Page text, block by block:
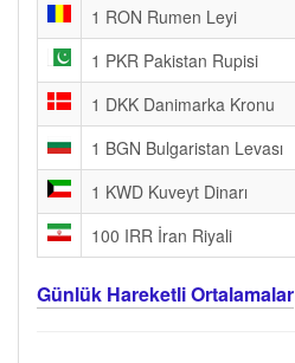
1 RON Rumen Leyi
1 PKR Pakistan Rupisi
1 DKK Danimarka Kronu
1 BGN Bulgaristan Levası
1 KWD Kuveyt Dinarı
100 IRR İran Riyali
Günlük Hareketli Ortalamalar